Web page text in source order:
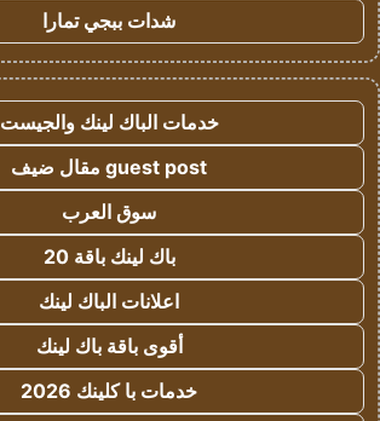
شدات ببجي تمارا
خدمات الباك لينك والجيست
guest post مقال ضيف
سوق العرب
باك لينك باقة 20
اعلانات الباك لينك
أقوى باقة باك لينك
خدمات با كلينك 2026